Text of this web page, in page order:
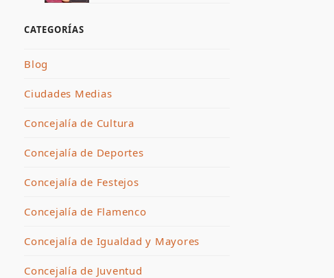
CATEGORÍAS
Blog
Ciudades Medias
Concejalía de Cultura
Concejalía de Deportes
Concejalía de Festejos
Concejalía de Flamenco
Concejalía de Igualdad y Mayores
Concejalía de Juventud